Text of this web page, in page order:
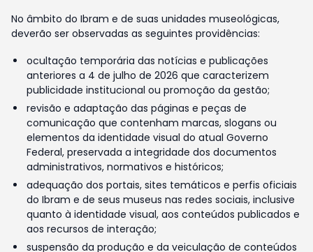
No âmbito do Ibram e de suas unidades museológicas,
deverão ser observadas as seguintes providências:
ocultação temporária das notícias e publicações
anteriores a 4 de julho de 2026 que caracterizem
publicidade institucional ou promoção da gestão;
revisão e adaptação das páginas e peças de
comunicação que contenham marcas, slogans ou
elementos da identidade visual do atual Governo
Federal, preservada a integridade dos documentos
administrativos, normativos e históricos;
adequação dos portais, sites temáticos e perfis oficiais
do Ibram e de seus museus nas redes sociais, inclusive
quanto à identidade visual, aos conteúdos publicados e
aos recursos de interação;
suspensão da produção e da veiculação de conteúdos